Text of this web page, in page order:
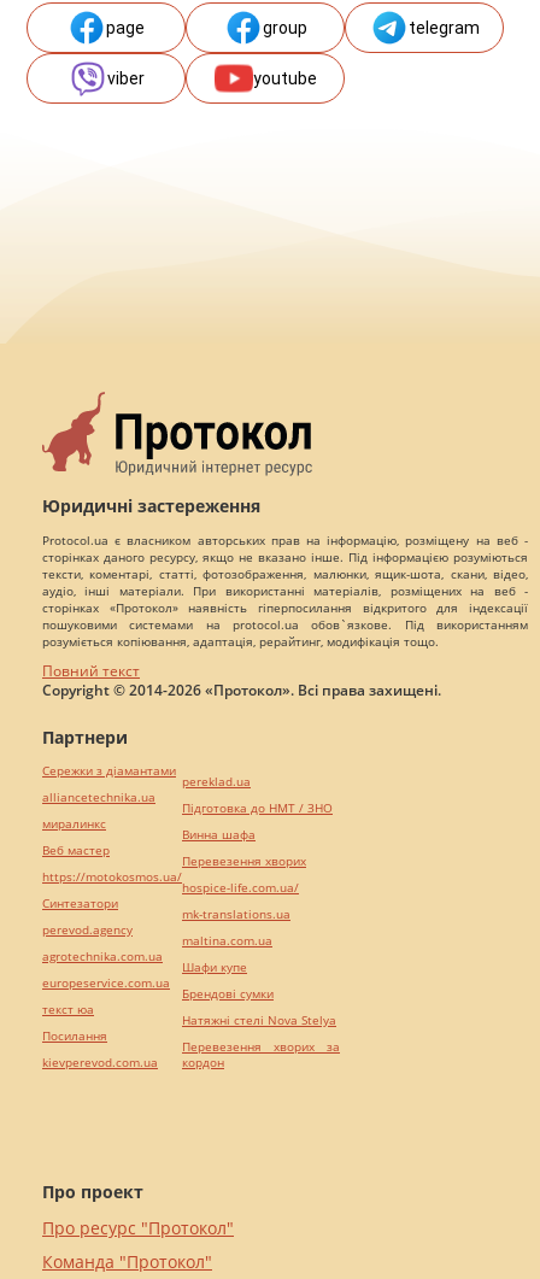
page group telegram
viber youtube
Юридичні застереження
Protocol.ua є власником авторських прав на інформацію, розміщену на веб -
сторінках даного ресурсу, якщо не вказано інше. Під інформацією розуміються
тексти, коментарі, статті, фотозображення, малюнки, ящик-шота, скани, відео,
аудіо, інші матеріали. При використанні матеріалів, розміщених на веб -
сторінках «Протокол» наявність гіперпосилання відкритого для індексації
пошуковими системами на protocol.ua обов`язкове. Під використанням
розуміється копіювання, адаптація, рерайтинг, модифікація тощо.
Повний текст
Copyright © 2014-2026 «Протокол». Всі права захищені.
Про проект
Про ресурс "Протокол"
Команда "Протокол"
Партнери
Сережки з діамантами
alliancetechnika.ua
миралинкс
Веб мастер
https://motokosmos.ua/
Синтезатори
perevod.agency
agrotechnika.com.ua
europeservice.com.ua
текст юа
Посилання
kievperevod.com.ua
pereklad.ua
Підготовка до НМТ / ЗНО
Винна шафа
Перевезення хворих
hospice-life.com.ua/
mk-translations.ua
maltina.com.ua
Шафи купе
Брендові сумки
Натяжні стелі Nova Stelya
Перевезення хворих за
кордон